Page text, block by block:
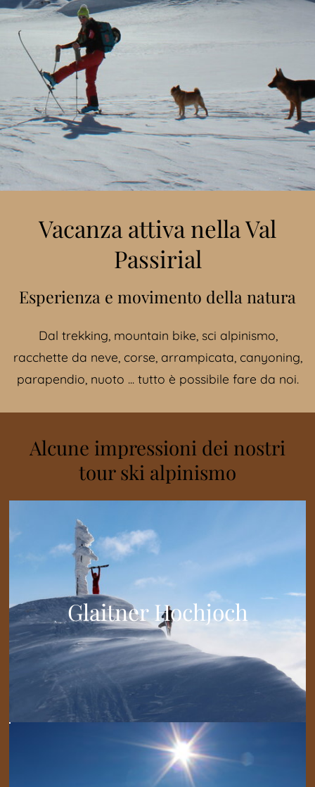
Vacanza attiva nella Val
Passirial
Esperienza e movimento della natura
Dal trekking, mountain bike, sci alpinismo,
racchette da neve, corse, arrampicata, canyoning,
parapendio, nuoto ... tutto è possibile fare da noi.
Alcune impressioni dei nostri
tour ski alpinismo
Glaitner Hochjoch